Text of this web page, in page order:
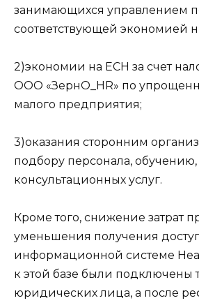
занимающихся управлением
соответствующей экономией
2)экономии на ЕСН за счет
ООО «ЗернО_HR» по
малого предприятия;
3)оказания сторонним
подбору персонала, обучению,
консультационных услуг.
Кроме того, снижение затрат
уменьшения получения
информационной системе
к этой базе были подключены
юридических лица, а после